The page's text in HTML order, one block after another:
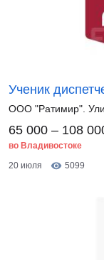
Ученик
ООО "Ратимир".
65 000 – 108
во Владивостоке
20 июля
5099